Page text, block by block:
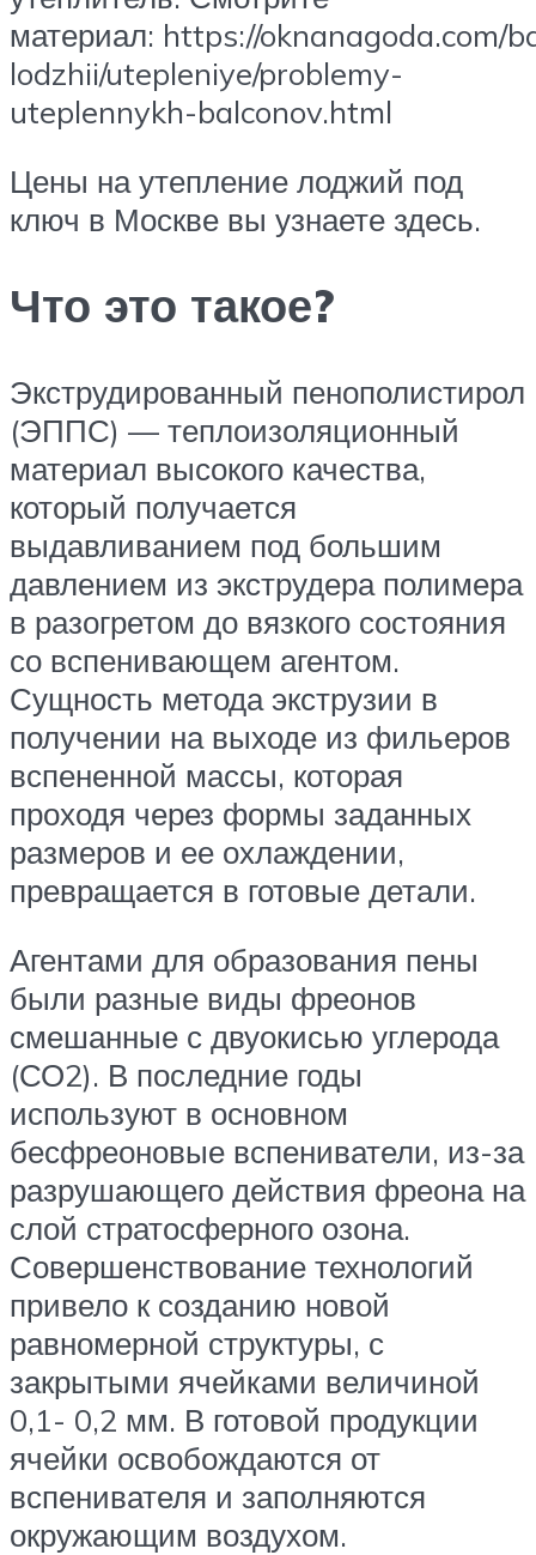
материал: https://oknanagoda.com/
lodzhii/utepleniye/problemy-
uteplennykh-balconov.html
Цены на утепление лоджий под
ключ в Москве вы узнаете здесь.
Что это такое?
Экструдированный пенополистирол
(ЭППС) — теплоизоляционный
материал высокого качества,
который получается
выдавливанием под большим
давлением из экструдера полимера
в разогретом до вязкого состояния
со вспенивающем агентом.
Сущность метода экструзии в
получении на выходе из фильеров
вспененной массы, которая
проходя через формы заданных
размеров и ее охлаждении,
превращается в готовые детали.
Агентами для образования пены
были разные виды фреонов
смешанные с двуокисью углерода
(СО2). В последние годы
используют в основном
бесфреоновые вспениватели, из-за
разрушающего действия фреона на
слой стратосферного озона.
Совершенствование технологий
привело к созданию новой
равномерной структуры, с
закрытыми ячейками величиной
0,1- 0,2 мм. В готовой продукции
ячейки освобождаются от
вспенивателя и заполняются
окружающим воздухом.